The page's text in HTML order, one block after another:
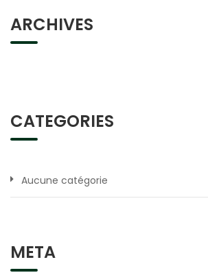
ARCHIVES
CATEGORIES
Aucune catégorie
META